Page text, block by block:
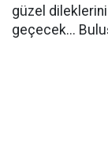
güzel
geçecek...